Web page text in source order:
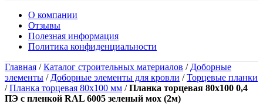
О компании
Отзывы
Полезная информация
Политика конфиденциальности
Главная /Каталог строительных материалов / Доборные
элементы / Доборные элементы для кровли /Торцевые планки
/Планка торцевая 80х100 мм /Планка торцевая 80х100 0,4
ПЭ с пленкой RAL 6005 зеленый мох (2м)